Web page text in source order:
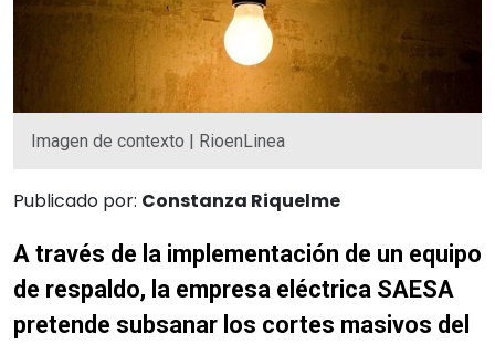
Imagen de contexto | RioenLinea
Publicado por: Constanza Riquelme
A través de la implementación de un equipo
de respaldo, la empresa eléctrica SAESA
pretende subsanar los cortes masivos del